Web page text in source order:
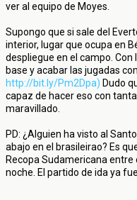
ver al equipo de Moyes.
Supongo que si sale del
interior, lugar que ocupa en
despliegue en el campo. Con
base y acabar las jugadas
http://bit.ly/Pm2Dpa) Dudo
capaz de hacer eso con
maravillado.
PD: ¿Alguien ha visto al
abajo en el brasileirao? Es
Recopa Sudamericana entre
noche. El partido de ida ya